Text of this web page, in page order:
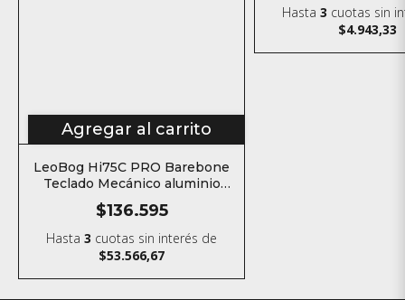
Agregar al carrito
LeoBog Hi75C PRO Barebone
Teclado Mecánico aluminio
Inalámbrico
$136.595
Hasta3 cuotas sin interés de
$53.566,67
Hasta3 cuotas sin
$4.943,33